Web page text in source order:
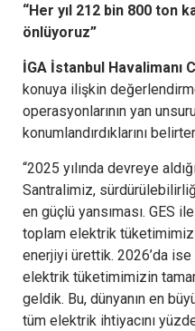
“Her yıl 212 bin 800 ton
önlüyoruz”
İGA İstanbul Havalimanı
konuya ilişkin
operasyonlarının yan
konumlandırdıklarını
“2025 yılında devreye
Santralimiz,
en güçlü yansıması. GES
toplam elektrik
enerjiyi ürettik. 2026’da
elektrik tüketimimizin
geldik. Bu, dünyanın en
tüm elektrik ihtiyacını